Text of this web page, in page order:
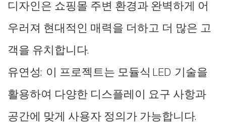
디자인은 쇼핑몰 주변 환경과 완벽하게 어
우러져 현대적인 매력을 더하고 더 많은 고
객을 유치합니다.
유연성: 이 프로젝트는 모듈식 LED 기술을
활용하여 다양한 디스플레이 요구 사항과
공간에 맞게 사용자 정의가 가능합니다.